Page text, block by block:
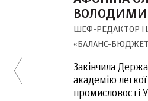
ШЕФ-РЕДАКТОР
«БАЛАНС-
Закінчила
академію легкої
промисловості